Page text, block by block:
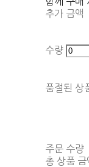
추가 금액
수량
품절된 상
주문 수량
총 상품 금